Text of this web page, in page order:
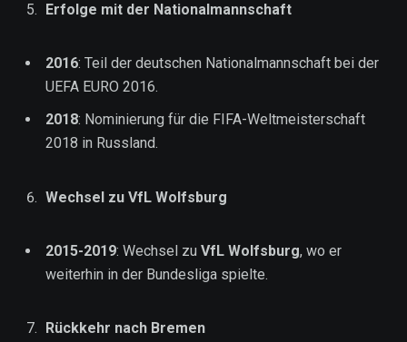
Erfolge mit der Nationalmannschaft
2016: Teil der deutschen Nationalmannschaft bei der
UEFA EURO 2016.
2018: Nominierung für die FIFA-Weltmeisterschaft
2018 in Russland.
Wechsel zu VfL Wolfsburg
2015-2019: Wechsel zu VfL Wolfsburg, wo er
weiterhin in der Bundesliga spielte.
Rückkehr nach Bremen